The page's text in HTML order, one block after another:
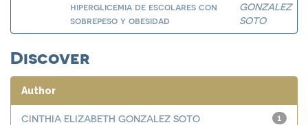
hiperglicemia de escolares con
sobrepeso y obesidad
GONZALEZ
SOTO
Discover
Author
1
CINTHIA ELIZABETH GONZALEZ SOTO